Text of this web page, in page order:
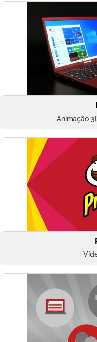
Animação